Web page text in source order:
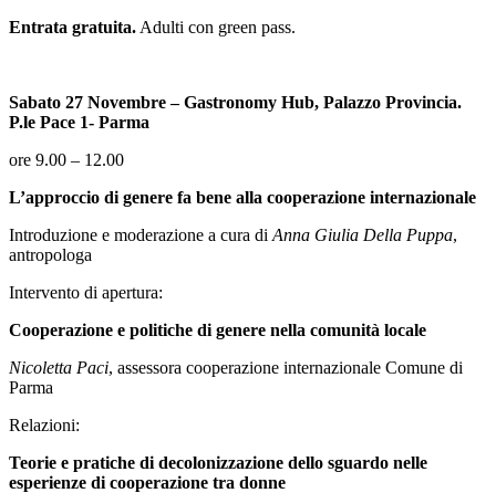
Entrata gratuita. Adulti con green pass.
Sabato 27 Novembre – Gastronomy Hub, Palazzo Provincia.
P.le Pace 1- Parma
ore 9.00 – 12.00
L’approccio di genere fa bene alla cooperazione internazionale
Introduzione e moderazione a cura di Anna Giulia Della Puppa,
antropologa
Intervento di apertura:
Cooperazione e politiche di genere nella comunità locale
Nicoletta Paci, assessora cooperazione internazionale Comune di
Parma
Relazioni:
Teorie e pratiche di decolonizzazione dello sguardo nelle
esperienze di cooperazione tra donne